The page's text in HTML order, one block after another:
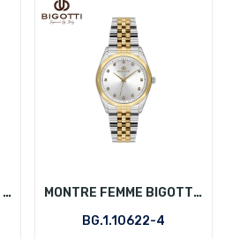
MONTRE FEMME DANIEL KLEIN DK.1.13964-5
MONTRE FEMME BIGOTTI BG.1.10622-4
BG.1.10622-4